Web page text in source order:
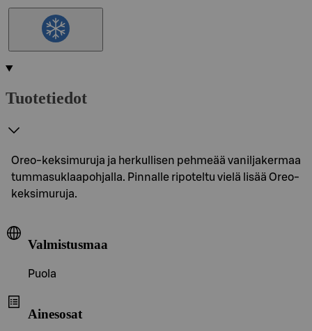
Tuotetiedot
Oreo-keksimuruja ja herkullisen pehmeää vaniljakermaa
tummasuklaapohjalla. Pinnalle ripoteltu vielä lisää Oreo-
keksimuruja.
Valmistusmaa
Puola
Ainesosat